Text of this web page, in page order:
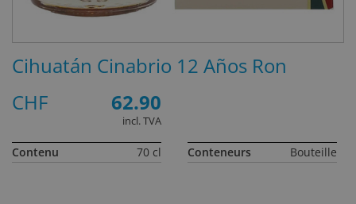
Cihuatán Cinabrio 12 Años Ron
CHF
62.90
incl. TVA
Contenu 70 cl Conteneurs Bouteille